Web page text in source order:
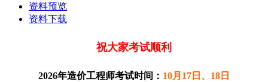
资料预览
资料下载
祝大家考试顺利
2026年造价工程师考试时间： 10月17日、18日